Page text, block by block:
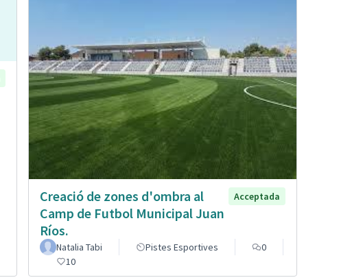
Creació de zones d'ombra al
Camp de Futbol Municipal Juan
Ríos.
Acceptada
Natalia Tabi Pistes Esportives
0
10